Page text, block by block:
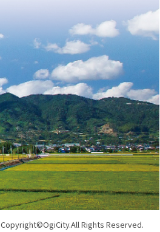
Copyright©OgiCity.All Rights Reserved.